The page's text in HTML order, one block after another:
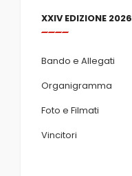
XXIV EDIZIONE 2026
Bando e Allegati
Organigramma
Foto e Filmati
Vincitori